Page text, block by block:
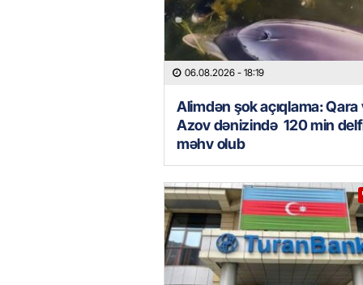
06.08.2026 - 18:19
Alimdən şok açıqlama: Qara
Azov dənizində 120 min
məhv olub